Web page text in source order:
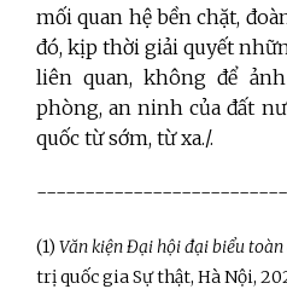
mối quan hệ bền chặt,
đó, kịp thời giải quyết
liên quan, không để
phòng, an ninh của đất
quốc từ sớm, từ xa./.
(1) Văn kiện Đại hội đại biểu toàn
trị quốc gia Sự thật, Hà Nội,